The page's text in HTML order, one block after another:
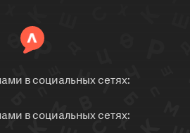
в социальных сетях:
в социальных сетях: